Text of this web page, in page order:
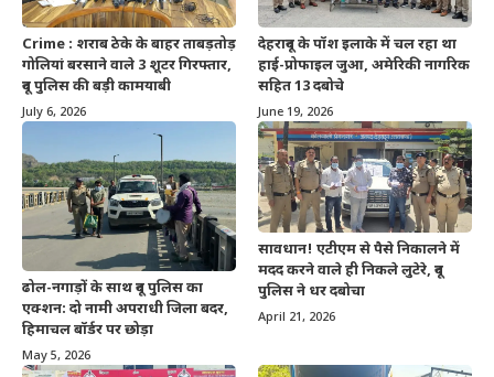
Crime : शराब ठेके के बाहर ताबड़तोड़
गोलियां बरसाने वाले 3 शूटर गिरफ्तार,
दून पुलिस की बड़ी कामयाबी
July 6, 2026
देहरादून के पॉश इलाके में चल रहा था
हाई-प्रोफाइल जुआ, अमेरिकी नागरिक
सहित 13 दबोचे
June 19, 2026
ढोल-नगाड़ों के साथ दून पुलिस का
एक्शन: दो नामी अपराधी जिला बदर,
हिमाचल बॉर्डर पर छोड़ा
May 5, 2026
सावधान! एटीएम से पैसे निकालने में
मदद करने वाले ही निकले लुटेरे, दून
पुलिस ने धर दबोचा
April 21, 2026